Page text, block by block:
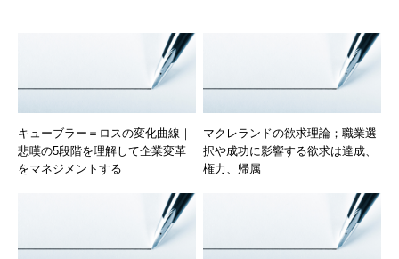
キューブラー＝ロスの変化曲線｜
悲嘆の5段階を理解して企業変革
をマネジメントする
マクレランドの欲求理論；職業選
択や成功に影響する欲求は達成、
権力、帰属